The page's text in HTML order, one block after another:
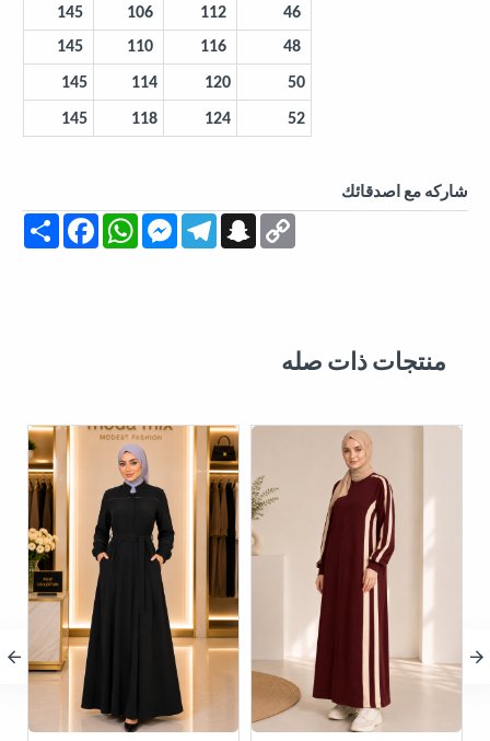
50
120
114
145
52
124
118
145
شاركه مع اصدقائك
Share
FacebookWhatsApp
MessengerTelegramSnapchat Copy
Link
منتجات ذات صله